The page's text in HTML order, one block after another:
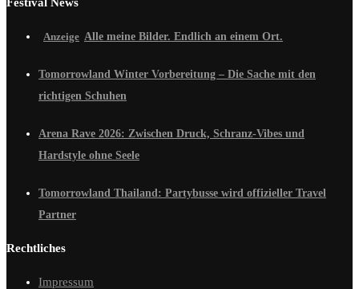
Alle meine Bilder. Endlich an einem Ort.
Tomorrowland Winter Vorbereitung – Die Sache mit den
richtigen Schuhen
Arena Rave 2026: Zwischen Druck, Schranz-Vibes und
Hardstyle ohne Seele
Tomorrowland Thailand: Partybusse wird offizieller Travel
Partner
Rechtliches
Impressum